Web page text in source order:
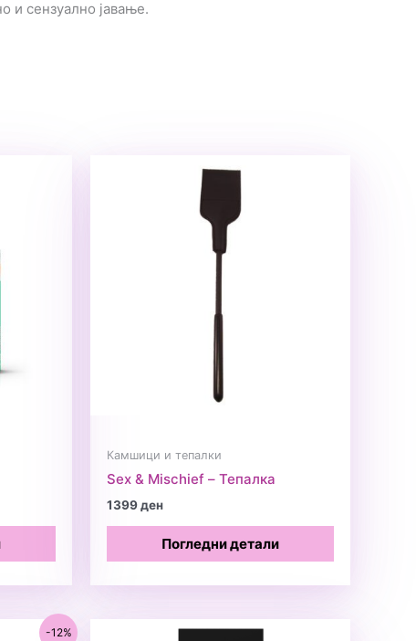
и сензуално јавање.
Камшици и тепалки
Sex & Mischief – Тепалка
1399ден
Погледни детали
-12%